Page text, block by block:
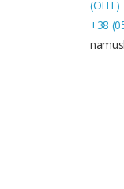
(ОПТ)
+38